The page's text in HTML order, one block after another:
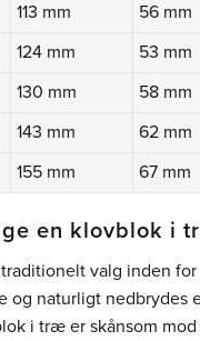
113 mm 56 mm
124 mm 53 mm
130 mm 58 mm
143 mm 62 mm
155 mm 67 mm
en klovblok i
valg inden
og naturligt nedbrydes
i træ er skånsom